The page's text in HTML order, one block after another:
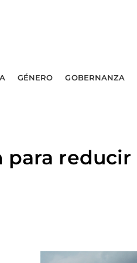
GÉNERO GOBERNANZA
para reducir